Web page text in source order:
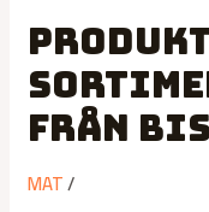
från
MAT/